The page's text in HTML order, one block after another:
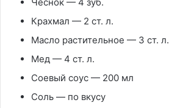
Крахмал — 2 ст. л.
Масло растительное — 3 ст. л.
Мед — 4 ст. л.
Соевый соус — 200 мл
Соль — по вкусу